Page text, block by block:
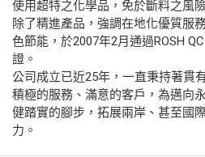
使用超特之化學品，免於斷料之風
除了精進產品，強調在地化優質服
色節能，於2007年2月通過ROSH
證。
公司成立已近25年，一直秉持著貫
積極的服務、滿意的客戶，為邁向
健踏實的腳步，拓展兩岸、甚至國
力。